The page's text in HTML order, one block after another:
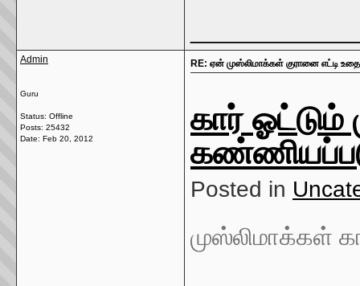
Admin
Guru
Status: Offline
Posts: 25432
Date: Feb 20, 2012
RE: ஏன் முஸ்லிமாக்கள் குரானை எட்டி
கார் ஓட்டும்
Posted in
முஸ்லிமாக்கள்